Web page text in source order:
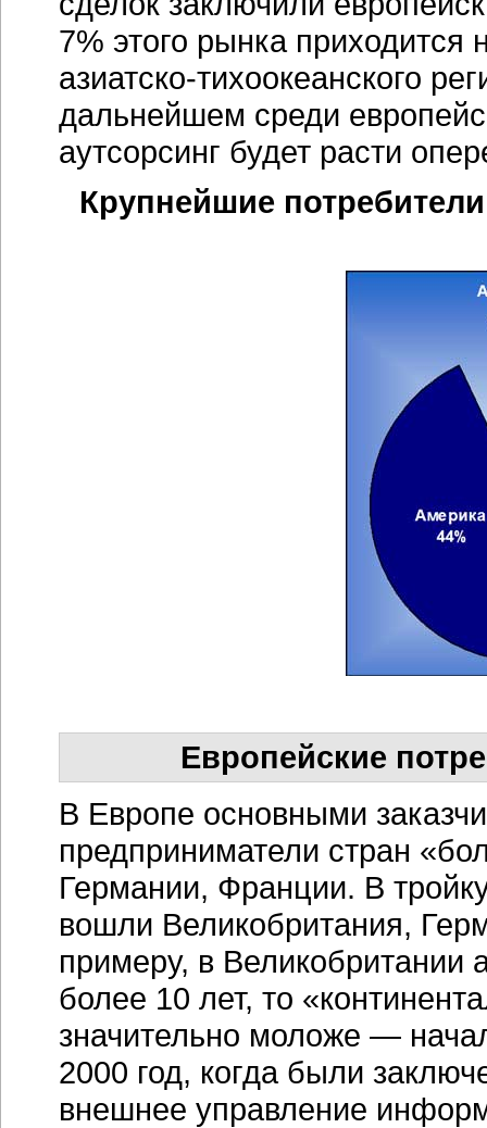
7% этого рынка приходится
азиатско-тихоокеанского
дальнейшем среди
аутсорсинг будет расти
Крупнейшие
Европейские
В Европе основными
предприниматели стран
Германии, Франции. В
вошли Великобритания,
примеру, в Великобритании
более 10 лет, то
значительно моложе —
2000 год, когда были
внешнее управление